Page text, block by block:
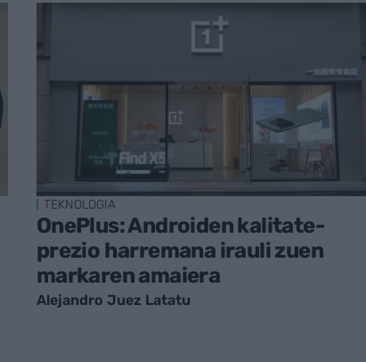
TEKNOLOGIA
OnePlus: Androiden kalitate-
prezio harremana irauli zuen
markaren amaiera
Alejandro Juez Latatu